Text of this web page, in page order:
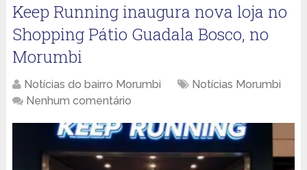
Keep Running inaugura nova loja no
Shopping Pátio Guadala Bosco, no
Morumbi
Notícias do bairro Morumbi
Notícias Morumbi
Nenhum comentário